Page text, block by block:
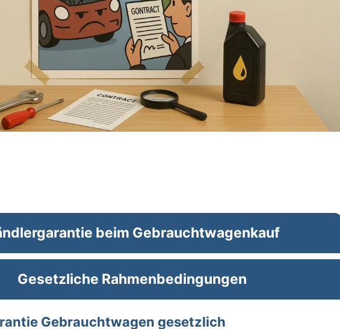
beim Gebrauchtwagenkauf
Gesetzliche Rahmenbedingungen
Gebrauchtwagen gesetzlich